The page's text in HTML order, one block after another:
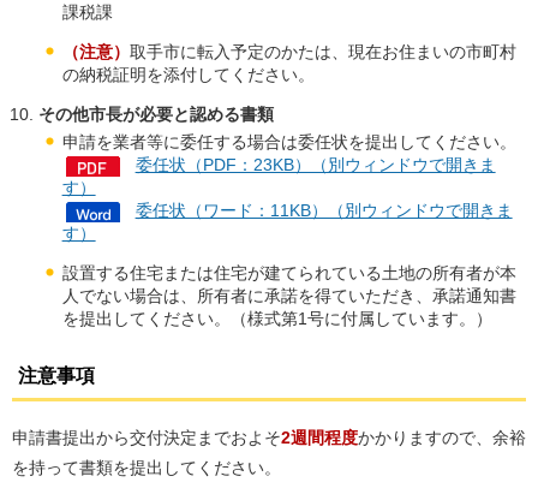
課税課
（注意） 取手市に転入予定のかたは、現在お住まいの市町村
の納税証明を添付してください。
その他市長が必要と認める書類
申請を業者等に委任する場合は委任状を提出してください。
委任状（PDF：23KB）（別ウィンドウで開きま
す）
委任状（ワード：11KB）（別ウィンドウで開きま
す）
設置する住宅または住宅が建てられている土地の所有者が本
人でない場合は、所有者に承諾を得ていただき、承諾通知書
を提出してください。（様式第1号に付属しています。）
注意事項
申請書提出から交付決定までおよそ2週間程度かかりますので、余裕
を持って書類を提出してください。